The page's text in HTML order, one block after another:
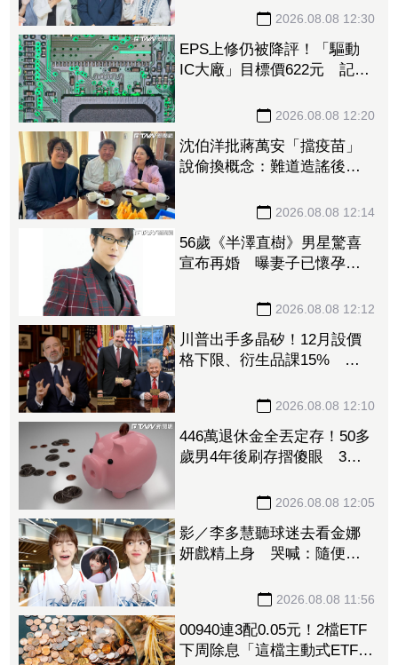
2026.08.08 12:30
EPS上修仍被降評！「驅動
IC大廠」目標價622元 記憶
2026.08.08 12:20
沈伯洋批蔣萬安「擋疫苗」
說偷換概念：難道造謠後不
2026.08.08 12:14
56歲《半澤直樹》男星驚喜
宣布再婚 曝妻子已懷孕將
2026.08.08 12:12
川普出手多晶矽！12月設價
格下限、衍生品課15% 盧
2026.08.08 12:10
446萬退休金全丟定存！50多
歲男4年後刷存摺傻眼 3年
2026.08.08 12:05
影／李多慧聽球迷去看金娜
妍戲精上身 哭喊：隨便！
2026.08.08 11:56
00940連3配0.05元！2檔ETF
下周除息「這檔主動式ETF」